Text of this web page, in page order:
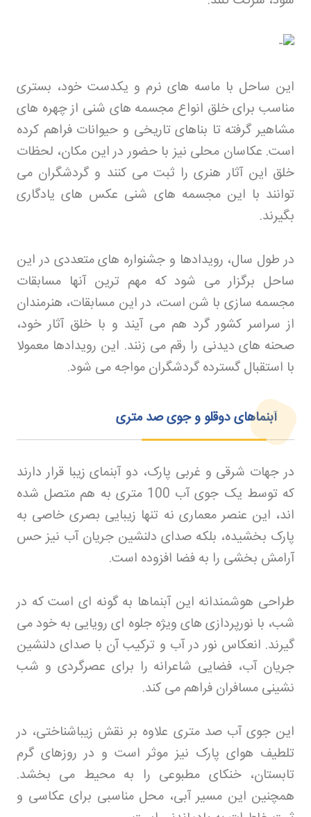
این ساحل با ماسه های نرم و یکدست خود، بستری
مناسب برای خلق انواع مجسمه های شنی از چهره های
مشاهیر گرفته تا بناهای تاریخی و حیوانات فراهم کرده
است. عکاسان محلی نیز با حضور در این مکان، لحظات
خلق این آثار هنری را ثبت می کنند و گردشگران می
توانند با این مجسمه های شنی عکس های یادگاری
بگیرند.
در طول سال، رویدادها و جشنواره های متعددی در این
ساحل برگزار می شود که مهم ترین آنها مسابقات
مجسمه سازی با شن است، در این مسابقات، هنرمندان
از سراسر کشور گرد هم می آیند و با خلق آثار خود،
صحنه های دیدنی را رقم می زنند. این رویدادها معمولا
با استقبال گسترده گردشگران مواجه می شود.
آبنماهای دوقلو و جوی صد متری
در جهات شرقی و غربی پارک، دو آبنمای زیبا قرار دارند
که توسط یک جوی آب 100 متری به هم متصل شده
اند، این عنصر معماری نه تنها زیبایی بصری خاصی به
پارک بخشیده، بلکه صدای دلنشین جریان آب نیز حس
آرامش بخشی را به فضا افزوده است.
طراحی هوشمندانه این آبنماها به گونه ای است که در
شب، با نورپردازی های ویژه جلوه ای رویایی به خود می
گیرند. انعکاس نور در آب و ترکیب آن با صدای دلنشین
جریان آب، فضایی شاعرانه را برای عصرگردی و شب
نشینی مسافران فراهم می کند.
این جوی آب صد متری علاوه بر نقش زیباشناختی، در
تلطیف هوای پارک نیز موثر است و در روزهای گرم
تابستان، خنکای مطبوعی را به محیط می بخشد.
همچنین این مسیر آبی، محل مناسبی برای عکاسی و